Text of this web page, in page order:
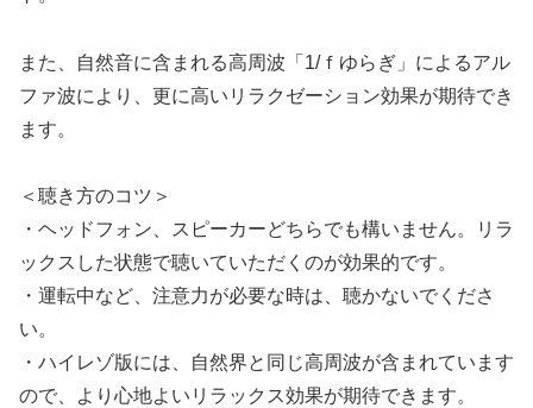
また、自然音に含まれる高周波「1/ｆゆらぎ」によるアル
ファ波により、更に高いリラクゼーション効果が期待でき
ます。
＜聴き方のコツ＞
・ヘッドフォン、スピーカーどちらでも構いません。リラ
ックスした状態で聴いていただくのが効果的です。
・運転中など、注意力が必要な時は、聴かないでくださ
い。
・ハイレゾ版には、自然界と同じ高周波が含まれています
ので、より心地よいリラックス効果が期待できます。